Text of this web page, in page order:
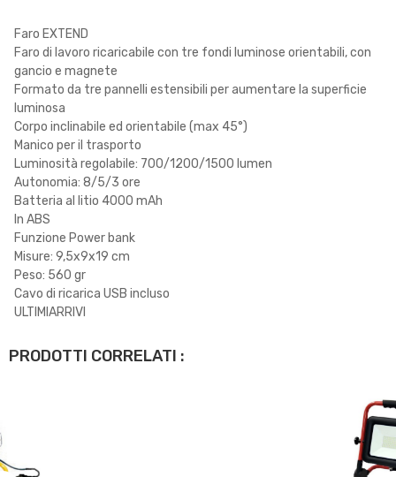
Faro EXTEND
Faro di lavoro ricaricabile con tre fondi luminose orientabili, con
gancio e magnete
Formato da tre pannelli estensibili per aumentare la superficie
luminosa
Corpo inclinabile ed orientabile (max 45°)
Manico per il trasporto
Luminosità regolabile: 700/1200/1500 lumen
Autonomia: 8/5/3 ore
Batteria al litio 4000 mAh
In ABS
Funzione Power bank
Misure: 9,5x9x19 cm
Peso: 560 gr
Cavo di ricarica USB incluso
ULTIMIARRIVI
PRODOTTI CORRELATI :